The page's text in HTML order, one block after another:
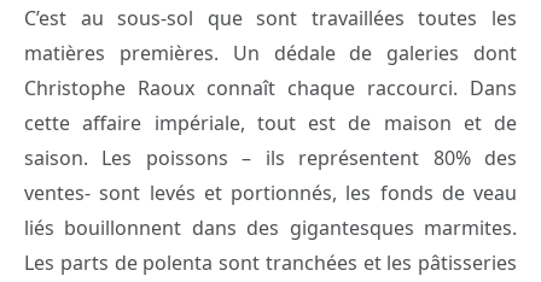
C’est au sous-sol que sont travaillées toutes les
matières premières. Un dédale de galeries dont
Christophe Raoux connaît chaque raccourci. Dans
cette affaire impériale, tout est de maison et de
saison. Les poissons – ils représentent 80% des
ventes- sont levés et portionnés, les fonds de veau
liés bouillonnent dans des gigantesques marmites.
Les parts de polenta sont tranchées et les pâtisseries